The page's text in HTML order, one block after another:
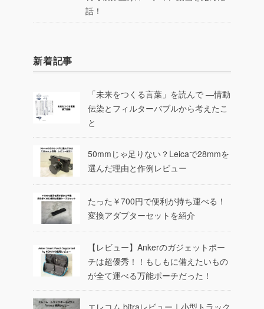
話！
新着記事
「未来をつくる言葉」を読んで ―情動
伝染とフィルターバブルから考えたこ
と
50mmじゃ足りない？Leicaで28mmを
選んだ理由と作例レビュー
たった￥700円で便利が持ち運べる！
変換アダプターセットを紹介
【レビュー】Ankerのガジェットポー
チは超優秀！！もしもに備えたいもの
が全て運べる万能ポーチだった！
エレコム bitraレビュー｜小型トラック